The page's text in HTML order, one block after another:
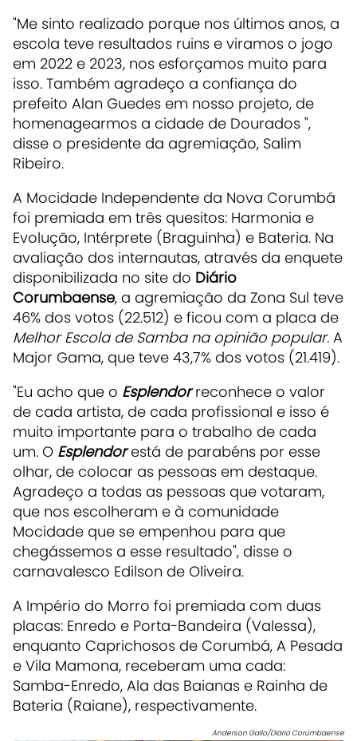
"Me sinto realizado porque nos últimos anos, a
escola teve resultados ruins e viramos o jogo
em 2022 e 2023, nos esforçamos muito para
isso. Também agradeço a confiança do
prefeito Alan Guedes em nosso projeto, de
homenagearmos a cidade de Dourados ",
disse o presidente da agremiação, Salim
Ribeiro.
A Mocidade Independente da Nova Corumbá
foi premiada em três quesitos: Harmonia e
Evolução, Intérprete (Braguinha) e Bateria. Na
avaliação dos internautas, através da enquete
disponibilizada no site do Diário
Corumbaense, a agremiação da Zona Sul teve
46% dos votos (22.512) e ficou com a placa de
Melhor Escola de Samba na opinião popular. A
Major Gama, que teve 43,7% dos votos (21.419).
"Eu acho que o Esplendorreconhece o valor
de cada artista, de cada profissional e isso é
muito importante para o trabalho de cada
um. O Esplendorestá de parabéns por esse
olhar, de colocar as pessoas em destaque.
Agradeço a todas as pessoas que votaram,
que nos escolheram e à comunidade
Mocidade que se empenhou para que
chegássemos a esse resultado", disse o
carnavalesco Edilson de Oliveira.
A Império do Morro foi premiada com duas
placas: Enredo e Porta-Bandeira (Valessa),
enquanto Caprichosos de Corumbá, A Pesada
e Vila Mamona, receberam uma cada:
Samba-Enredo, Ala das Baianas e Rainha de
Bateria (Raiane), respectivamente.
Anderson Gallo/Diário Corumbaense